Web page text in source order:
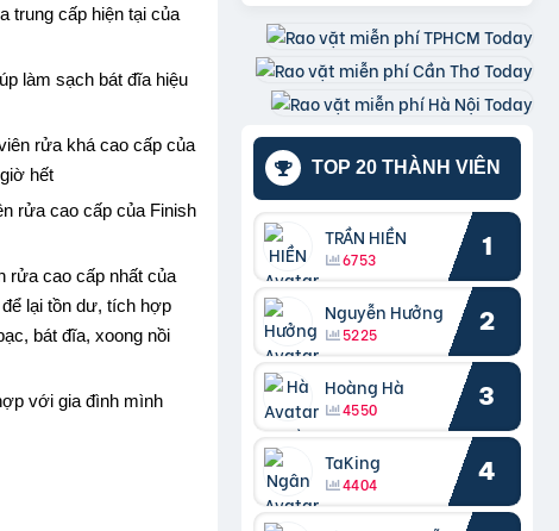
trung cấp hiện tại của
làm sạch bát đĩa hiệu
rửa khá cao cấp của
hết
rửa cao cấp của Finish
rửa cao cấp nhất của
lại tồn dư, tích hợp
bát đĩa, xoong nồi
với gia đình mình
TOP 20 THÀNH VIÊN
TRẦN HIỀN
6753 1
Nguyễn Hưởng
5225 2
Hoàng Hà
4550 3
TaKing
4404 4